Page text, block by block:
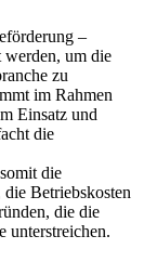
–
werden, um die
zu
im Rahmen
Einsatz und
die
die
Betriebskosten
die die
unterstreichen.